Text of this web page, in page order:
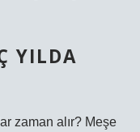
YILDA
zaman alır? Meşe